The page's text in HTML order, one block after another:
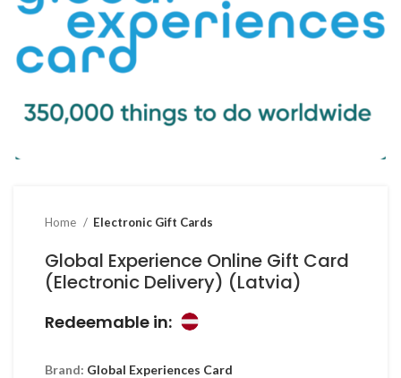
Home Electronic Gift Cards
Global Experience Online Gift Card
(Electronic Delivery) (Latvia)
Redeemable in:
Brand: Global Experiences Card